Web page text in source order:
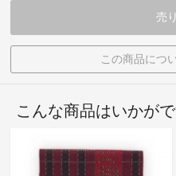
売
この商品につ
こんな商品はいかが